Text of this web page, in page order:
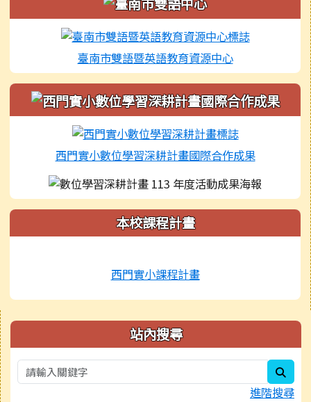
臺南市雙語暨英語教育資源中心
西門實小數位學習深耕計畫國際合作成果
本校課程計畫
西門實小課程計畫
右邊區域內容 站內搜尋
進階搜尋